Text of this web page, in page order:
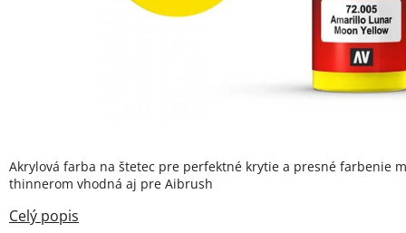
Akrylová farba na štetec pre perfektné krytie a presné farbenie
thinnerom vhodná aj pre Aibrush